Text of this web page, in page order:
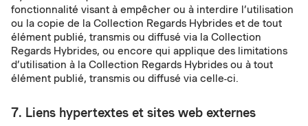
fonctionnalité visant à empêcher ou à interdire l’utilisation
ou la copie de la Collection Regards Hybrides et de tout
élément publié, transmis ou diffusé via la Collection
Regards Hybrides, ou encore qui applique des limitations
d’utilisation à la Collection Regards Hybrides ou à tout
élément publié, transmis ou diffusé via celle-ci.
7. Liens hypertextes et sites web externes